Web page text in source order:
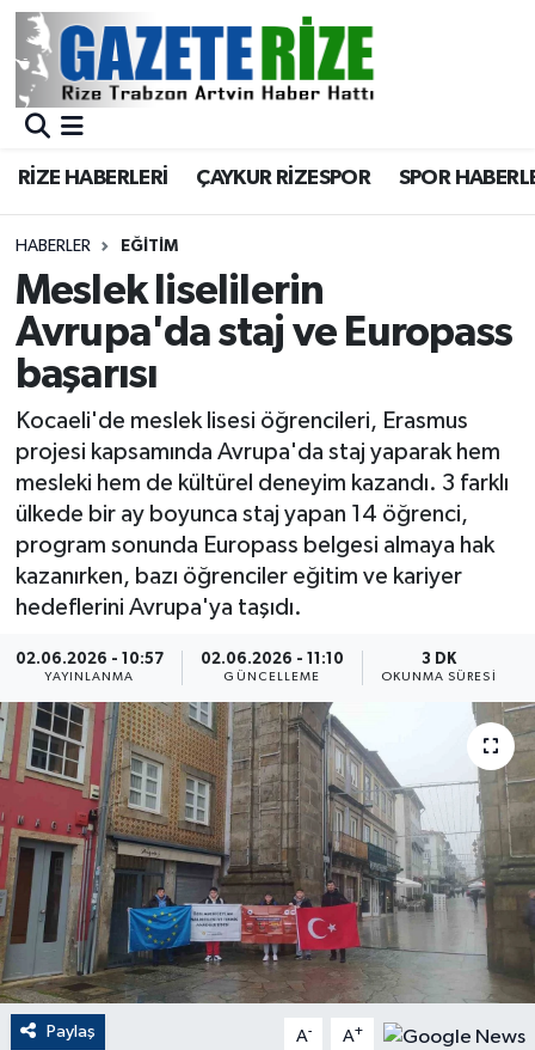
RİZE HABERLERİ ÇAYKUR RİZESPOR SPOR
HABERLER EĞİTİM
Meslek liselilerin
Avrupa'da staj ve Europass
başarısı
Kocaeli'de meslek lisesi öğrencileri, Erasmus
projesi kapsamında Avrupa'da staj yaparak hem
mesleki hem de kültürel deneyim kazandı. 3 farklı
ülkede bir ay boyunca staj yapan 14 öğrenci,
program sonunda Europass belgesi almaya hak
kazanırken, bazı öğrenciler eğitim ve kariyer
hedeflerini Avrupa'ya taşıdı.
02.06.2026 - 10:57
YAYINLANMA
02.06.2026 - 11:10
GÜNCELLEME
3 DK
OKUNMA SÜRESI
Paylaş A- A+
BÖLGEMİZ
Asayiş
Rize Jandarma Komutanlığı
Bilim Teknoloji
Bölge
Advertising news
Canlı Maç
ÇEVRE
Dünya
EĞİTİM
EKONOMİ
English News
Finans
Flaş Haber
Merkez Nöbetçi Eczaneler
Merkez Trafik Yoğunluk Haritası
Süper Lig Puan Durumu ve Fikstür
Tüm Manşetler
Son Dakika Haberleri
Haber Arşivi